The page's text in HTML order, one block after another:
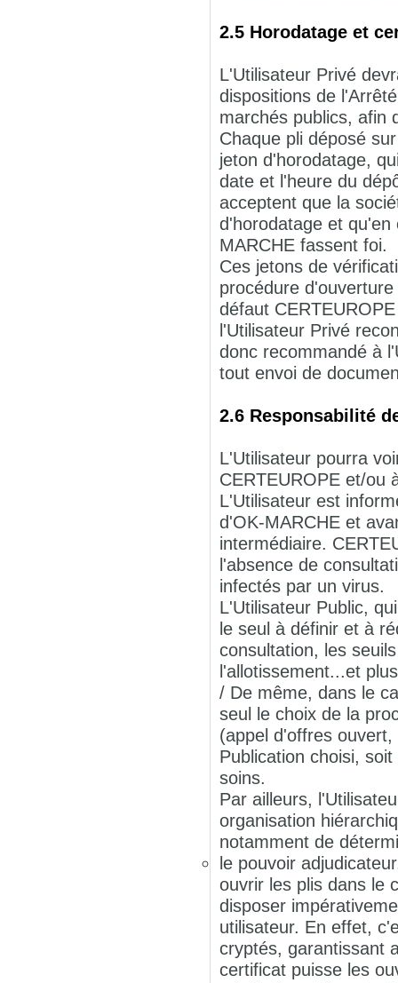
2.5 Horodatage et
L'Utilisateur Privé
dispositions de
marchés publics, afin
Chaque pli déposé
jeton d'horodatage,
date et l'heure du
acceptent que la
d'horodatage et
MARCHE fassent foi.
Ces jetons de
procédure
défaut
l'Utilisateur Privé
donc recommandé à
tout envoi de
2.6 Responsabilité
L'Utilisateur pourra
CERTEUROPE et/ou
L'Utilisateur est
d'OK-MARCHE et
intermédiaire.
l'absence de
infectés par un virus.
L'Utilisateur Public,
le seul à définir et à
consultation, les
l'allotissement...et
/ De même, dans le
seul le choix de la
(appel d'offres
Publication choisi,
soins.
Par ailleurs,
organisation
notamment de
le pouvoir
ouvrir les plis dans le
disposer
utilisateur. En effet,
cryptés, garantissant
certificat puisse les